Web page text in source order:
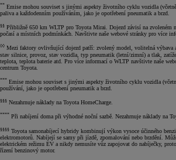
** Emise mohou souviset s jinými aspekty životního cyklu vozidla
paliva a každodenním používáním, jako je opotřebení pneumatik a brzd.
§§ Přibližně 650 km WLTP pro Toyota Mirai. Dojezd závisí na zvoleném
počasí a místních podmínkách. Navštivte naše webové stránky pro více
◊◊ Mezi faktory ovlivňující dojezd patří: zvolený model, volitelná výbava
stav silnice, provoz, stav vozidla, typ pneumatik (letní/zimní) a tlak,
teplota, teplota baterie atd. Pro více informací o WLTP navštivte naše
centrum Toyota.
*** Emise mohou souviset s jinými aspekty životního cyklu vozidla
používání, jako je opotřebení pneumatik a brzd.
§§§ Nezahrnuje náklady na Toyota HomeCharge.
**** Při nabíjení doma při výhodné noční sazbě. Nezahrnuje náklady na
§§§§ Toyota samonabíjecí hybridy kombinují výkon vysoce účinného
elektromotorů. Nabíjejí se samy při jízdě, zpomalování nebo brzdění.
elektrickém režimu EV a nikdy nemusíte vůz zapojovat do nabíječky,
řízení benzinový motor.